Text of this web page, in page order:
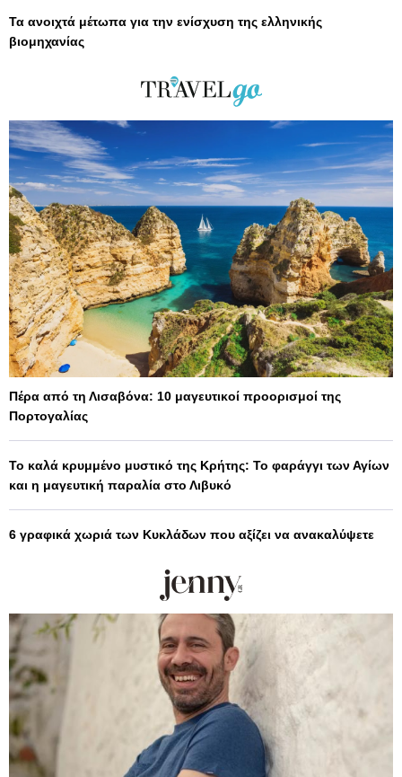
Τα ανοιχτά μέτωπα για την ενίσχυση της ελληνικής
βιομηχανίας
Πέρα από τη Λισαβόνα: 10 μαγευτικοί προορισμοί της
Πορτογαλίας
Το καλά κρυμμένο μυστικό της Κρήτης: Το φαράγγι των Αγίων
και η μαγευτική παραλία στο Λιβυκό
6 γραφικά χωριά των Κυκλάδων που αξίζει να ανακαλύψετε